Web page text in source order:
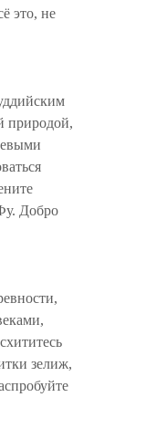
это, не
природой,
Добро
зелиж,